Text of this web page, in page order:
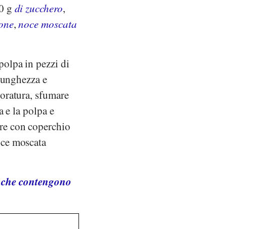
g di zucchero,
,noce moscata
in pezzi di
e
sfumare
e la polpa e
con coperchio
moscata
contengono